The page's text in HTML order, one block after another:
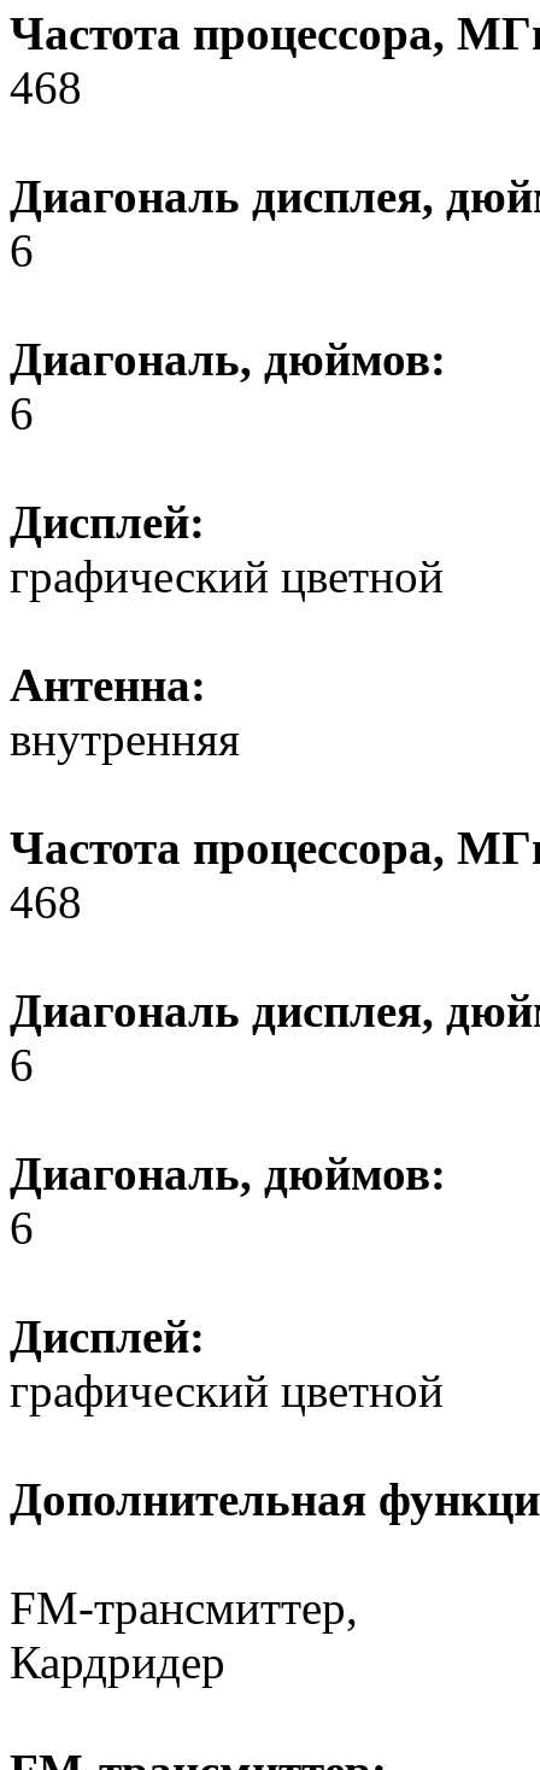
Частота процессора,
468
Диагональ дисплея,
6
Диагональ, дюймов:
6
Дисплей:
графический цветной
Антенна:
внутренняя
Частота процессора,
468
Диагональ дисплея,
6
Диагональ, дюймов:
6
Дисплей:
графический цветной
Дополнительная
FM-трансмиттер,
Кардридер